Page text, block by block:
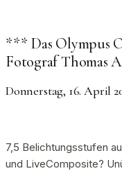
*** Das Olympus
Fotograf Thomas
Donnerstag, 16. April
7,5 Belichtungsstufen
und LiveComposite?